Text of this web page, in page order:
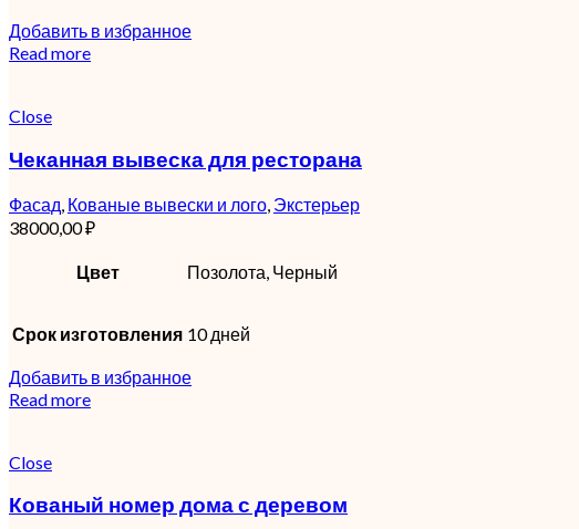
Добавить в избранное
Read more
Close
Чеканная вывеска для ресторана
Фасад Кованые вывески и лого Экстерьер
38000,00₽
Цвет Позолота, Черный
Срок изготовления 10 дней
Добавить в избранное
Read more
Close
Кованый номер дома с деревом